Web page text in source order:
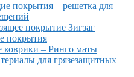
покрытия – решетка для
покрытие Зигзаг
покрытия
коврики – Ринго маты
для грязезащитных